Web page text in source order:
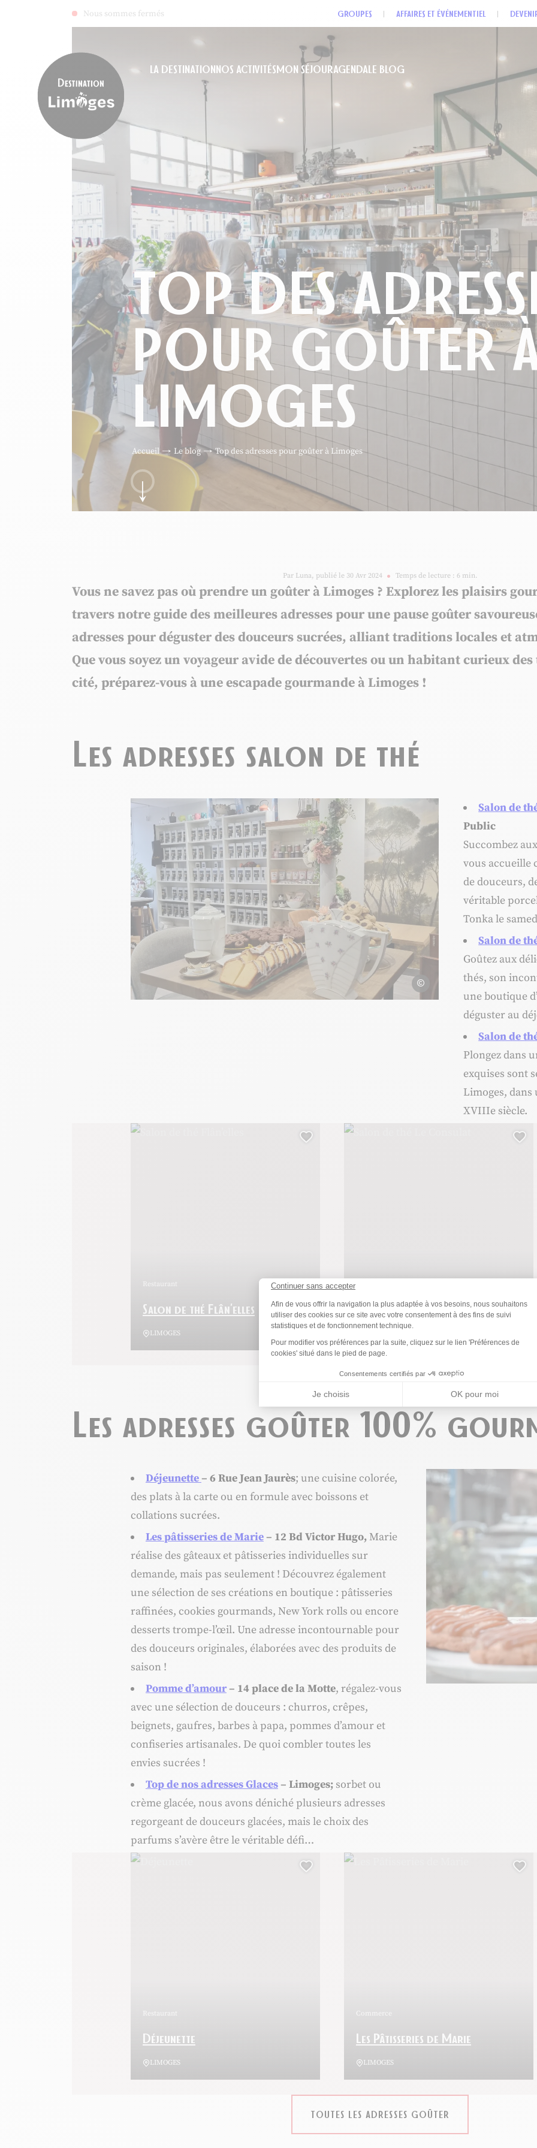
Continuer sans accepter
Plateforme de Gestion du
Afin de vous offrir la navigation la plus adaptée à vos besoins, nous souhaitons
utiliser des cookies sur ce site avec votre consentement à des fins de suivi
statistiques et de fonctionnement technique.
Pour modifier vos préférences par la suite, cliquez sur le lien 'Préférences de
cookies' situé dans le pied de page.
Consentements certifiés par
Je choisis OK pour moi
Axeptio consent
Nous sommes fermés GROUPES AFFAIRES ET ÉVÉNEMENTIEL
Aller au contenu
TOP DES
POUR GOÛTER
LIMOGES
Accueil Le blog Top des adresses pour goûter à Limoges
Destination Limoges
LA DESTINATIONNOS ACTIVITÉSMON SÉJOURAGENDALE BLOG
Par Luna, publié le 30 Avr 2024 Temps de lecture : 6 min.
Vous ne savez pas où prendre un goûter à Limoges ? Explorez les plaisirs
travers notre guide des meilleures adresses pour une pause goûter
adresses pour déguster des douceurs sucrées, alliant traditions locales et
Que vous soyez un voyageur avide de découvertes ou un habitant curieux
cité, préparez-vous à une escapade gourmande à Limoges !
Les adresses salon de thé
©OTI-LBidon
Salon de
Public
Succombez
vous accueille
de douceurs,
véritable
Tonka le
Salon de
Goûtez aux
thés, son
une boutique
déguster au
Salon de
Plongez dans
exquises sont
Limoges, dans
XVIIIe siècle.
Salon de thé Flân’elles
Restaurant
LIMOGES
Salon de thé Flân’elles, © Flân'elles
Ajouter cette page au carnet de voyage ?
Salon de thé Le Consulat
Salon de thé Le Consulat, ©consulatlimoges
Les adresses goûter 100%
Déjeunette– 6 Rue Jean Jaurès; une cuisine colorée,
des plats à la carte ou en formule avec boissons et
collations sucrées.
Les pâtisseries de Marie– 12 Bd Victor Hugo,Marie
réalise des gâteaux et pâtisseries individuelles sur
demande, mais pas seulement ! Découvrez également
une sélection de ses créations en boutique : pâtisseries
raffinées, cookies gourmands, New York rolls ou encore
desserts trompe-l’œil. Une adresse incontournable pour
des douceurs originales, élaborées avec des produits de
saison !
Pomme d’amour– 14 place de la Motte, régalez-vous
avec une sélection de douceurs : churros, crêpes,
beignets, gaufres, barbes à papa, pommes d’amour et
confiseries artisanales. De quoi combler toutes les
envies sucrées !
Top de nos adresses Glaces– Limoges; sorbet ou
crème glacée, nous avons déniché plusieurs adresses
regorgeant de douceurs glacées, mais le choix des
parfums s’avère être le véritable défi…
Déjeunette
Restaurant
LIMOGES
Déjeunette, © OTI Limoges
Ajouter cette page au carnet de voyage ?
Les Pâtisseries de Marie
Commerce
LIMOGES
Les Pâtisseries de Marie, © Les patisseries de Marie
TOUTES LES ADRESSES GOÛTER